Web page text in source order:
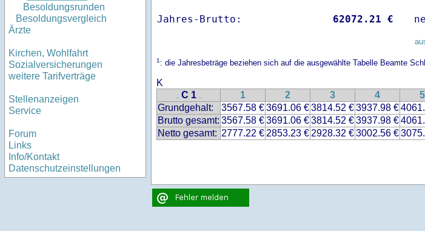
Besoldungsrunden
Besoldungsvergleich
Ärzte
Kirchen, Wohlfahrt
Sozialversicherungen
weitere Tarifverträge
Stellenanzeigen
Service
Forum
Links
Info/Kontakt
Datenschutzeinstellungen
Jahres-Brutto: 62072.21 €
1: die Jahresbeträge beziehen sich auf die ausgewählte Tabelle Beamte
K
.. C 1 .. 1 2 3 4 5
Grundgehalt:
3567.58 €3691.06 €3814.52 €3937.98 €
Brutto gesamt: 3567.58 €3691.06 €3814.52 €3937.98 €
Netto gesamt: 2777.22 € 2853.23 € 2928.32 €3002.56 €